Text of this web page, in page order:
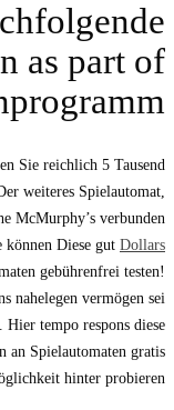
as part of
Sie reichlich 5 Tausend
weiteres Spielautomat,
McMurphy’s verbunden
können Diese gut Dollars
gebührenfrei testen!
nahelegen vermögen sei
tempo respons diese
an Spielautomaten gratis
hinter probieren.